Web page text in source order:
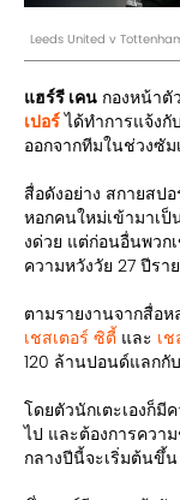
Leeds United v
แฮร์รี เคน กองหน้าตั
เปอร์ได้ทำการแจ้งกั
ออกจากทีมในช่วงซัม
สื่อดังอย่าง สกายสป
หอกคนใหม่เข้ามาเ
งด่วย แต่ก่อนอื่นพวก
ความหวังวัย 27 ปีร
ตามรายงานจากสื่อ
เชสเตอร์ ซิตี้ และ เ
120 ล้านปอนด์แลกกั
โดยตัวนักเตะเองก็มี
ไป และต้องการควา
กลางปีนี้จะเริ่มต้นขึ้น